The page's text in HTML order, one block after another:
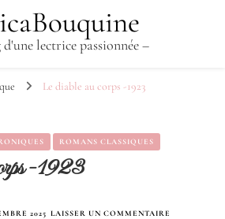
lectrice passionnée –
Le diable au corps -1923
ROMANS CLASSIQUES
-1923
2025 LAISSER UN COMMENTAIRE